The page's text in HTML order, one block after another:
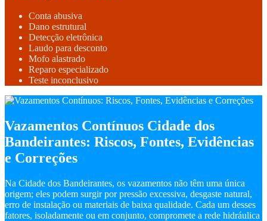
Conta abusiva
Dano estrutural
Detecção eletrônica
Laudo para desconto
Mofo alastrado
Reparo especializado
Teste inconclusivo
Vazamentos Contínuos Cidade dos
Bandeirantes: Riscos, Fontes, Evidências
e Correções
Na Cidade dos Bandeirantes, os vazamentos não têm uma única
origem; eles podem surgir por pressão excessiva, desgaste natural,
erro de instalação ou materiais de baixa qualidade. Cada um desses
fatores, isoladamente ou em conjunto, compromete a rede hidráulica